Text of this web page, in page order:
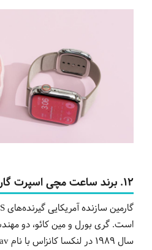
12. برند ساعت مچی اسپرت گارمین
است. گری بورل و مین کائو، دو